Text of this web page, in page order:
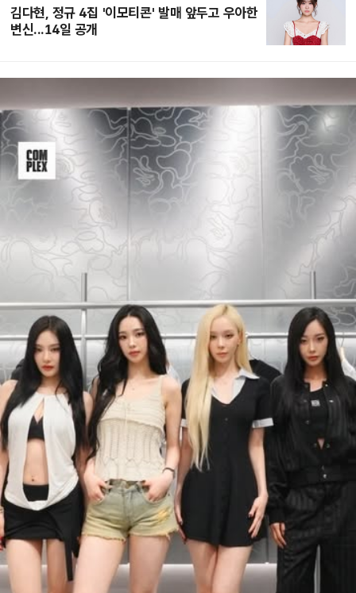
김다현, 정규 4집 '이모티콘' 발매 앞두고 우아한
변신...14일 공개